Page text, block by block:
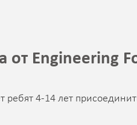
Engineering
ребят 4-14 лет